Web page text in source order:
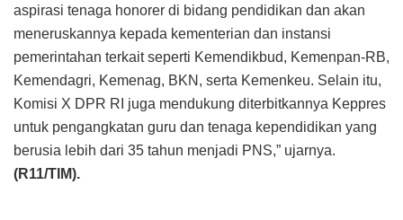
aspirasi tenaga honorer di bidang pendidikan dan akan
meneruskannya kepada kementerian dan instansi
pemerintahan terkait seperti Kemendikbud, Kemenpan-RB,
Kemendagri, Kemenag, BKN, serta Kemenkeu. Selain itu,
Komisi X DPR RI juga mendukung diterbitkannya Keppres
untuk pengangkatan guru dan tenaga kependidikan yang
berusia lebih dari 35 tahun menjadi PNS,” ujarnya.
(R11/TIM).